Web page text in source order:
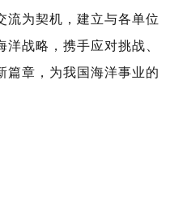
流为契机，建立与各单位
战略，携手应对挑战、
篇章，为我国海洋事业的